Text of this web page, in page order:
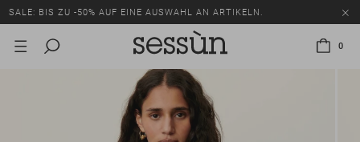
SALE: BIS ZU -50% AUF EINE AUSWAHL AN ARTIKELN.
0